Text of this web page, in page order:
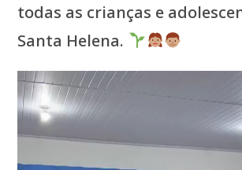
todas as crianças e
Santa Helena.
Tocador
de
vídeo